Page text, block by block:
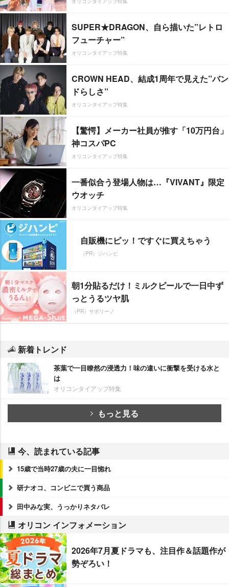
SUPER★DRAGON、自ら描いた”レトロ
フューチャー”
オリコンタイアップ特集
CROWN HEAD、結成1周年で見えた”バン
ドらしさ”
オリコンタイアップ特集
【驚愕】メーカー社員が推す「10万円台」
神コスパPC
オリコンタイアップ特集
一番似合う登場人物は…『VIVANT』限定
ウオッチ
オリコンタイアップ特集
自販機にピッ！ですぐに買えちゃう
（PR）ジハンピ
朝1分貼るだけ！ミルクピールで一日中ず
っとうるツヤ肌
（PR）サボリーノ
新着トレンド
茶葉で一目瞭然の浸透力！味の違いに衝撃を受ける水と
は
オリコンタイアップ特集
もっと見る
今、読まれている記事
15歳で当時27歳の夫に一目惚れ
研ナオコ、コンビニで買う商品
田中みな実、うっかりネタバレ
オリコン インフォメーション
2026年7月夏ドラマも、注目作＆話題作が
勢ぞろい！